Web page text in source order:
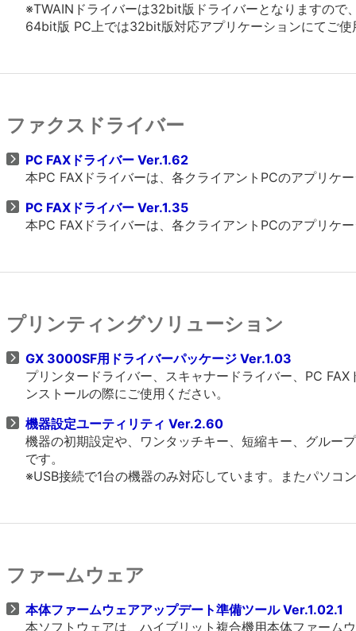
※TWAINドライバーは32bit版ドライバーとなりますの
64bit版 PC上では32bit版対応アプリケーションにてご使
ファクスドライバー
PC FAXドライバー Ver.1.62
本PC FAXドライバーは、各クライアントPCのアプリケ
PC FAXドライバー Ver.1.35
本PC FAXドライバーは、各クライアントPCのアプリケ
プリンティングソリューション
GX 3000SF用ドライバーパッケージ Ver.1.03
プリンタードライバー、スキャナードライバー、PC
ンストールの際にご使用ください。
機器設定ユーティリティ Ver.2.60
機器の初期設定や、ワンタッチキー、短縮キー、グルー
です。
※USB接続で1台の機器のみ対応しています。またパソコ
ファームウェア
本体ファームウェアアップデート準備ツール Ver.1.02.1
本ソフトウェアは、ハイブリット複合機用本体ファーム